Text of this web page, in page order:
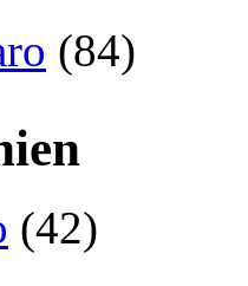
(84)
(42)